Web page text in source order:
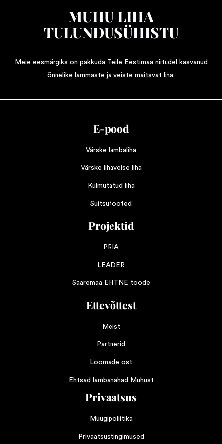
MUHU LIHA
TULUNDUSÜHISTU
Meie eesmärgiks on pakkuda Teile Eestimaa niitudel kasvanud
õnnelike lammaste ja veiste maitsvat liha.
E-pood
Värske lambaliha
Värske lihaveise liha
Külmutatud liha
Suitsutooted
Projektid
PRIA
LEADER
Saaremaa EHTNE toode
Ettevõttest
Meist
Partnerid
Loomade ost
Ehtsad lambanahad Muhust
Privaatsus
Müügipoliitika
Privaatsustingimused